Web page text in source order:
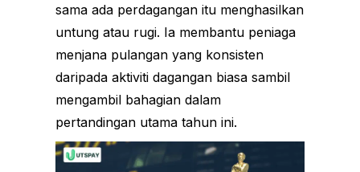
sama ada perdagangan itu menghasilkan
untung atau rugi. Ia membantu peniaga
menjana pulangan yang konsisten
daripada aktiviti dagangan biasa sambil
mengambil bahagian dalam
pertandingan utama tahun ini.